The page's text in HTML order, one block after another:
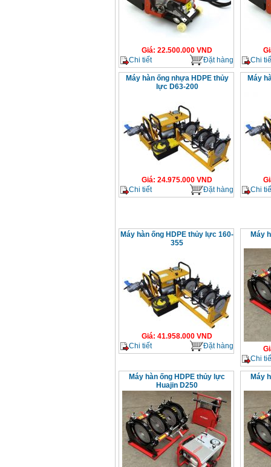
Giá: 22.500.000 VND
Chi tiết
Đặt hàng
Chi
Máy hàn ống nhựa HDPE thủy
lực D63-200
Giá: 24.975.000 VND
Chi tiết
Đặt hàng
Máy
Chi
Máy hàn ống HDPE thủy lực 160-
355
Giá: 41.958.000 VND
Chi tiết
Đặt hàng
Máy
Chi
Máy hàn ống HDPE thủy lực
Huajin D250
Máy